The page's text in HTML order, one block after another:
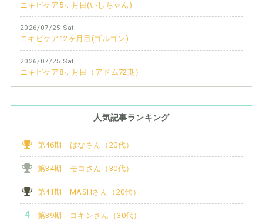
ニキビケア5ヶ月目(いしちゃん)
2026/07/25 Sat
ニキビケア12ヶ月目(ゴルゴン)
2026/07/25 Sat
ニキビケア8ヶ月目（アドム72期）
人気記事ランキング
第46期 はなさん（20代）
第34期 モコさん（30代）
第41期 MASHさん（20代）
第39期 コキンさん（30代）